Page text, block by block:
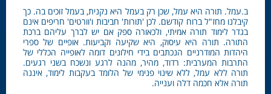
ב.עמל. תורה היא עמל, שכן רק בעמל היא נקנית, בעמל זוכים בה. כך
קיבלנו מחז"ל ברוח קודשם. לכן 'תורות' חביבות ו'וורטים' חריפים אינם
בגדר לימוד תורה אמיתי, ולכאורה ספק אם יש לברך עליהם ברכת
התורה. תורה היא עיסוק, היא שקיעה וקביעות. אופיים של ספרי
היהדות המודרניים הנכתבים בידי חילונים דומה לאופייה הכללי של
התרבות המערבית: רדוד, מהיר, מהנה לרגע ונשכח בשני רגעים.
תורה ללא עמל, ללא שינוי פנימי של הלומד בעקבות לימוד, איננה
תורה אלא חכמה דלה וענייה.